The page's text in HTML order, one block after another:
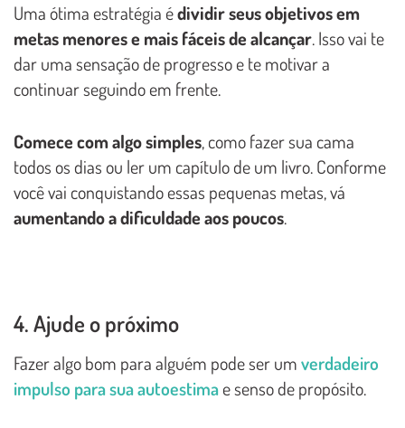
Uma ótima estratégia édividir seus objetivos em
metas menores e mais fáceis de alcançar. Isso vai te
dar uma sensação de progresso e te motivar a
continuar seguindo em frente.
Comece com algo simples, como fazer sua cama
todos os dias ou ler um capítulo de um livro. Conforme
você vai conquistando essas pequenas metas, vá
aumentando a dificuldade aos poucos.
4. Ajude o próximo
Fazer algo bom para alguém pode ser umverdadeiro
impulso para sua autoestimae senso de propósito.